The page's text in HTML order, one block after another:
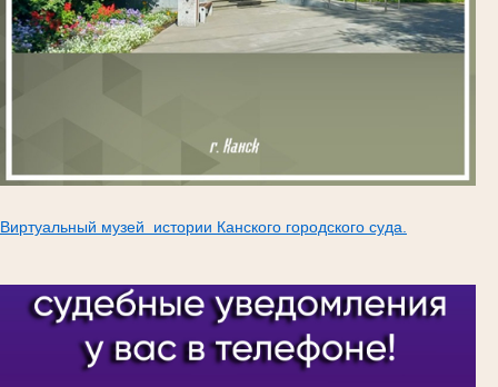
Виртуальный музей истории Канского городского суда.